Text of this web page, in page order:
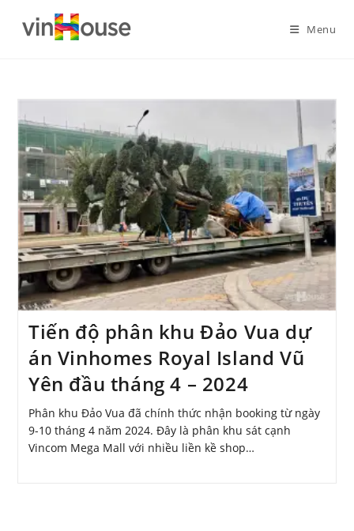
Menu
Tiến độ phân khu Đảo Vua dự
án Vinhomes Royal Island Vũ
Yên đầu tháng 4 – 2024
Phân khu Đảo Vua đã chính thức nhận booking từ ngày
9-10 tháng 4 năm 2024. Đây là phân khu sát cạnh
Vincom Mega Mall với nhiều liền kề shop…